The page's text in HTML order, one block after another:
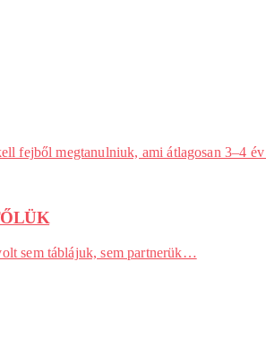
fejből megtanulniuk, ami átlagosan 3–4
sem táblájuk, sem partnerük…